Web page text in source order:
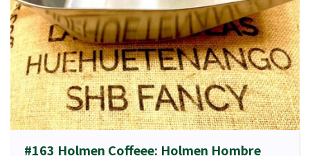
#163 Holmen Coffeee: Holmen Hombre